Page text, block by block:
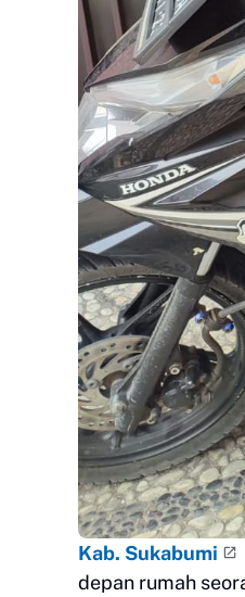
Kab. Sukabumi
depan rumah